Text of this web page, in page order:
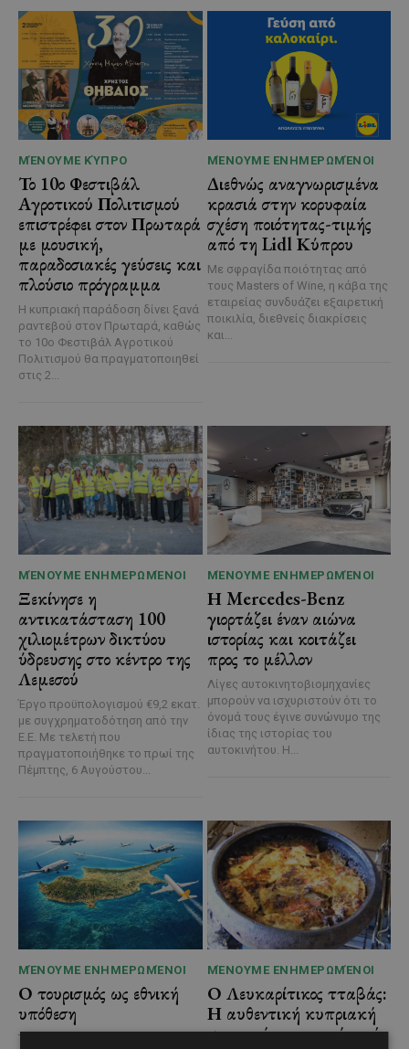
ΜΈΝΟΥΜΕ ΚΎΠΡΟ
Το 10ο Φεστιβάλ
Αγροτικού Πολιτισμού
επιστρέφει στον Πρωταρά
με μουσική,
παραδοσιακές γεύσεις και
πλούσιο πρόγραμμα
Η κυπριακή παράδοση δίνει ξανά
ραντεβού στον Πρωταρά, καθώς
το 10ο Φεστιβάλ Αγροτικού
Πολιτισμού θα πραγματοποιηθεί
στις 2...
ΜΈΝΟΥΜΕ ΕΝΗΜΕΡΩΜΈΝΟΙ
Διεθνώς αναγνωρισμένα
κρασιά στην κορυφαία
σχέση ποιότητας-τιμής
από τη Lidl Κύπρου
Με σφραγίδα ποιότητας από
τους Masters of Wine, η κάβα της
εταιρείας συνδυάζει εξαιρετική
ποικιλία, διεθνείς διακρίσεις
και...
ΜΈΝΟΥΜΕ ΕΝΗΜΕΡΩΜΈΝΟΙ
Ξεκίνησε η
αντικατάσταση 100
χιλιομέτρων δικτύου
ύδρευσης στο κέντρο της
Λεμεσού
Έργο προϋπολογισμού €9,2 εκατ.
με συγχρηματοδότηση από την
Ε.Ε. Με τελετή που
πραγματοποιήθηκε το πρωί της
Πέμπτης, 6 Αυγούστου...
ΜΈΝΟΥΜΕ ΕΝΗΜΕΡΩΜΈΝΟΙ
Η Mercedes-Benz
γιορτάζει έναν αιώνα
ιστορίας και κοιτάζει
προς το μέλλον
Λίγες αυτοκινητοβιομηχανίες
μπορούν να ισχυριστούν ότι το
όνομά τους έγινε συνώνυμο της
ίδιας της ιστορίας του
αυτοκινήτου. Η...
ΜΈΝΟΥΜΕ ΕΝΗΜΕΡΩΜΈΝΟΙ
Ο τουρισμός ως εθνική
υπόθεση
Του Γιάννου Πανταζή* Είναι κοινή
ΜΈΝΟΥΜΕ ΕΝΗΜΕΡΩΜΈΝΟΙ
Ο Λευκαρίτικος τταβάς:
Η αυθεντική κυπριακή
συνταγή που περνά από